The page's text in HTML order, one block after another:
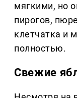
мягкими, но
пирогов,
клетчатка и
полностью.
Свежие